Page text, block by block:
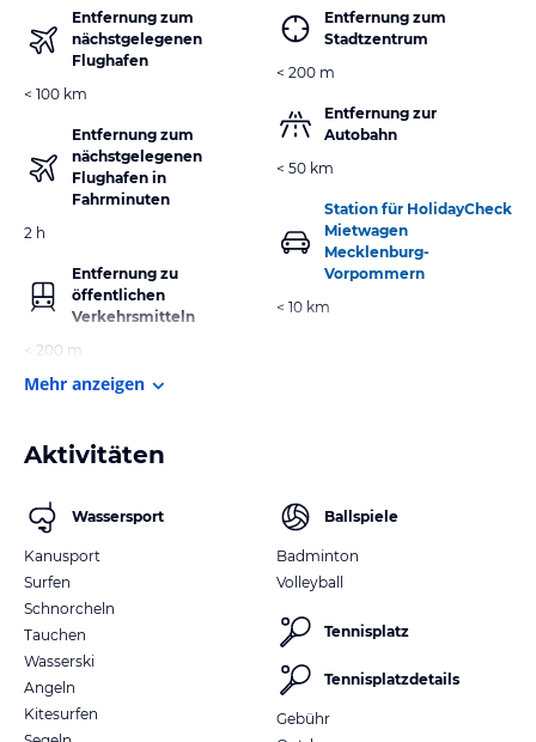
Entfernung zum
nächstgelegenen
Flughafen
< 100 km
Entfernung zum
nächstgelegenen
Flughafen in
Fahrminuten
2 h
Entfernung zu
öffentlichen
Verkehrsmitteln
< 200 m
Entfernung zum
Stadtzentrum
< 200 m
Entfernung zur
Autobahn
< 50 km
Station für HolidayCheck
Mietwagen
Mecklenburg-
Vorpommern
< 10 km
Mehr anzeigen
Aktivitäten
Wassersport
Kanusport
Surfen
Schnorcheln
Tauchen
Wasserski
Angeln
Kitesurfen
Ballspiele
Badminton
Volleyball
Tennisplatz
Tennisplatzdetails
Gebühr